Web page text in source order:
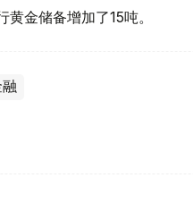
金储备增加了15吨。